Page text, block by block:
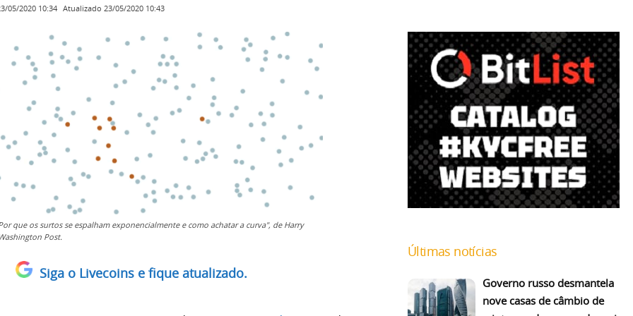
05/2020 10:34 Atualizado 23/05/2020 10:43
que os surtos se espalham exponencialmente e como achatar a curva", de Harry
Post.
Siga o Livecoins e fique atualizado.
Últimas notícias
Governo russo desmantela
nove casas de câmbio de